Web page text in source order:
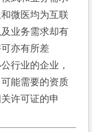
微医均为互联
业务需求却有
亦有所差
行业的企业，
能需要的资质
许可证的申